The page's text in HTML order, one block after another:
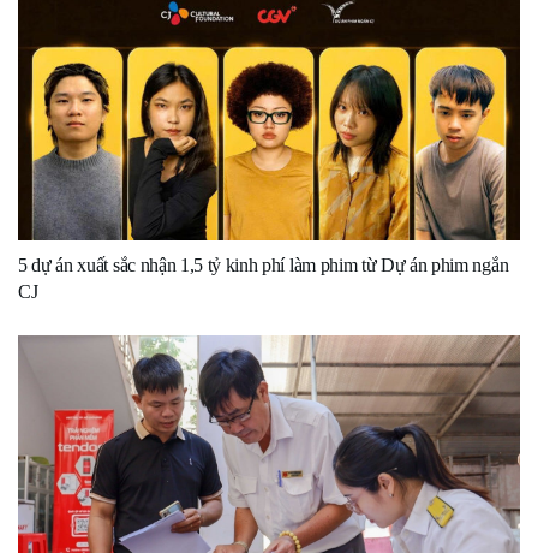
5 dự án xuất sắc nhận 1,5 tỷ kinh phí làm phim từ Dự án phim ngắn
CJ